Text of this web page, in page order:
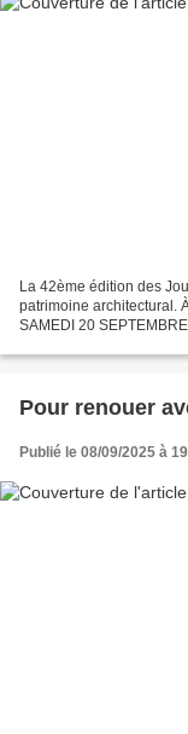
La 42ème édition des
patrimoine architectural.
SAMEDI 20
Pour renouer
Publié le 08/09/2025 à